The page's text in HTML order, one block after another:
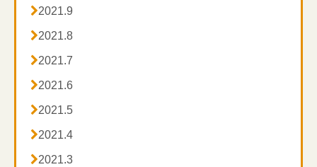
2021.9
2021.8
2021.7
2021.6
2021.5
2021.4
2021.3